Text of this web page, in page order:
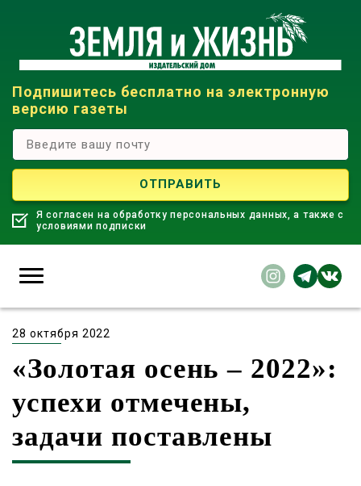
Подпишитесь бесплатно на электронную
версию газеты
Я согласен на обработку персональных данных, а также с
условиями подписки
28 октября 2022
«Золотая осень – 2022»:
успехи отмечены,
задачи поставлены